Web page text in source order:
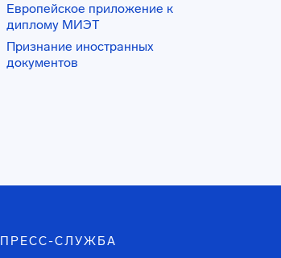
Европейское приложение к
диплому МИЭТ
Признание иностранных
документов
ПРЕСС-СЛУЖБА